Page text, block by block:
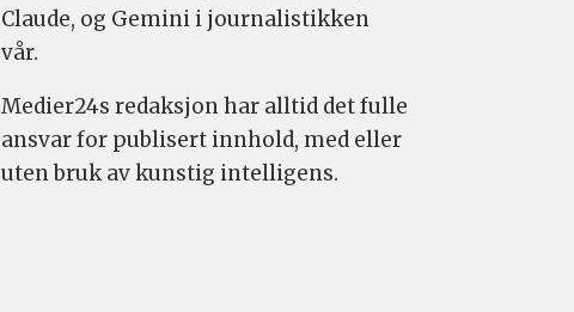
Claude, og Gemini i journalistikken
vår.
Medier24s redaksjon har alltid det fulle
ansvar for publisert innhold, med eller
uten bruk av kunstig intelligens.